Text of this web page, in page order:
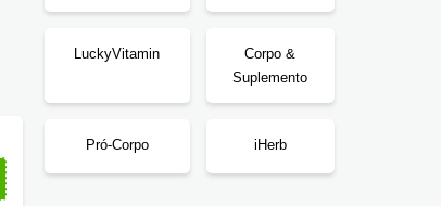
LuckyVitamin
Corpo &
Suplemento
Pró-Corpo iHerb